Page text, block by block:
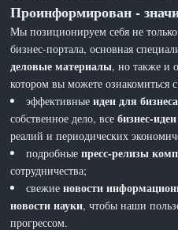
Проинформирован -
Мы позиционируем себя не
бизнес-портала, основная
деловые материалы, но также и
котором вы можете ознакомиться
эффективныеидеи для бизнеса
собственное дело, всебизнес-идеи
реалий и периодических
подробныепресс-релизы
сотрудничества;
свежиеновости
новости науки, чтобы наши
прогрессом.